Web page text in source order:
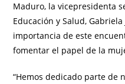
Maduro, la vicepresidenta
Educación y Salud,
importancia de este
fomentar el papel de la
“Hemos dedicado parte de